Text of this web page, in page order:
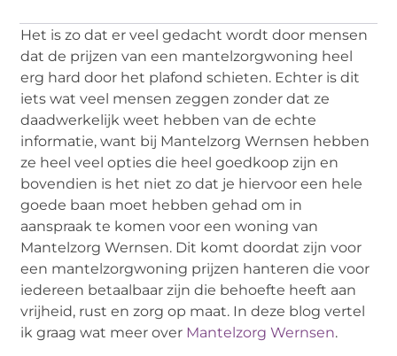
Het is zo dat er veel gedacht wordt door mensen
dat de prijzen van een mantelzorgwoning heel
erg hard door het plafond schieten. Echter is dit
iets wat veel mensen zeggen zonder dat ze
daadwerkelijk weet hebben van de echte
informatie, want bij Mantelzorg Wernsen hebben
ze heel veel opties die heel goedkoop zijn en
bovendien is het niet zo dat je hiervoor een hele
goede baan moet hebben gehad om in
aanspraak te komen voor een woning van
Mantelzorg Wernsen. Dit komt doordat zijn voor
een mantelzorgwoning prijzen hanteren die voor
iedereen betaalbaar zijn die behoefte heeft aan
vrijheid, rust en zorg op maat. In deze blog vertel
ik graag wat meer over Mantelzorg Wernsen.